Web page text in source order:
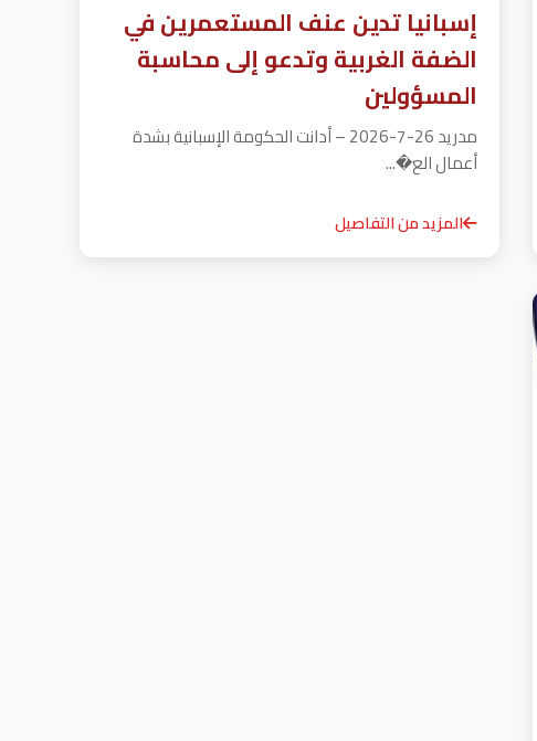
إسبانيا تدين عنف المستعمرين في
الضفة الغربية وتدعو إلى محاسبة
المسؤولين
مدريد 26-7-2026 – أدانت الحكومة الإسبانية بشدة
أعمال الع�...
المزيد من التفاصيل